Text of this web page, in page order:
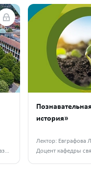
Специалист Дирекции по маркетингу и развитию АО «Апатит»
история»
Лектор: Евграфова